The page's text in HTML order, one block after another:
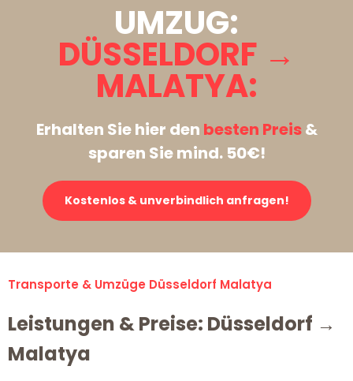
UMZUG:
DÜSSELDORF →
MALATYA:
Erhalten Sie hier den besten Preis&
sparen Sie mind. 50€!
Kostenlos & unverbindlich anfragen!
Transporte & Umzüge Düsseldorf Malatya
Leistungen & Preise: Düsseldorf →
Malatya